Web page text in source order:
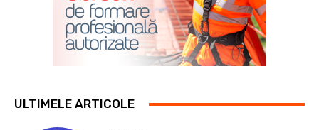
ULTIMELE ARTICOLE